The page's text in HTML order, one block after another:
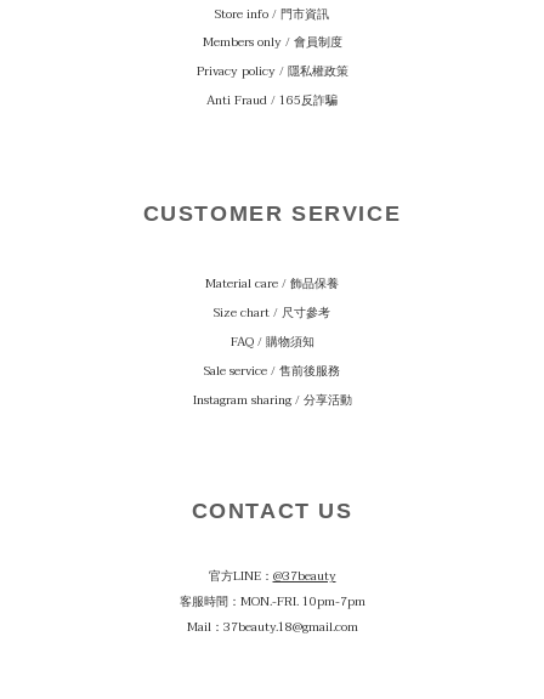
Store info / 門市資訊
Members only / 會員制度
Privacy policy / 隱私權政策
Anti Fraud / 165反詐騙
CUSTOMER SERVICE
Material care/ 飾品保養
Size chart / 尺寸參考
FAQ / 購物須知
Sale service / 售前後服務
Instagram sharing / 分享活動
CONTACT US
官方LINE： @37beauty
客服時間：MON.-FRI. 10pm-7pm
Mail：37beauty.18@gmail.com